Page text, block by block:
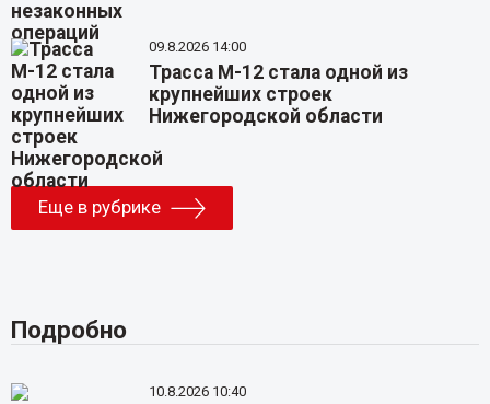
09.8.2026 14:00
Трасса М-12 стала одной из
крупнейших строек
Нижегородской области
Еще в рубрике
Подробно
10.8.2026 10:40